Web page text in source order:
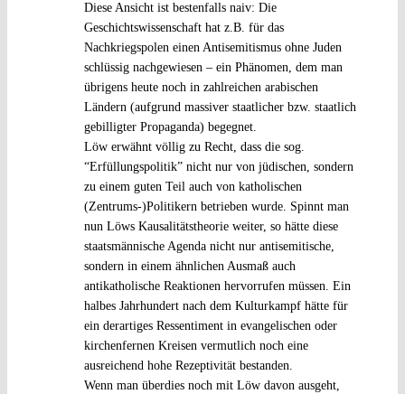
Diese Ansicht ist bestenfalls naiv: Die
Geschichtswissenschaft hat z.B. für das
Nachkriegspolen einen Antisemitismus ohne Juden
schlüssig nachgewiesen – ein Phänomen, dem man
übrigens heute noch in zahlreichen arabischen
Ländern (aufgrund massiver staatlicher bzw. staatlich
gebilligter Propaganda) begegnet.
Löw erwähnt völlig zu Recht, dass die sog.
“Erfüllungspolitik” nicht nur von jüdischen, sondern
zu einem guten Teil auch von katholischen
(Zentrums-)Politikern betrieben wurde. Spinnt man
nun Löws Kausalitätstheorie weiter, so hätte diese
staatsmännische Agenda nicht nur antisemitische,
sondern in einem ähnlichen Ausmaß auch
antikatholische Reaktionen hervorrufen müssen. Ein
halbes Jahrhundert nach dem Kulturkampf hätte für
ein derartiges Ressentiment in evangelischen oder
kirchenfernen Kreisen vermutlich noch eine
ausreichend hohe Rezeptivität bestanden.
Wenn man überdies noch mit Löw davon ausgeht,